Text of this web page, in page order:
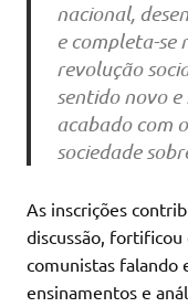
nacional,
e completa-se
revolução
sentido novo
acabado com
sociedade
As inscrições
discussão,
comunistas falando
ensinamentos e